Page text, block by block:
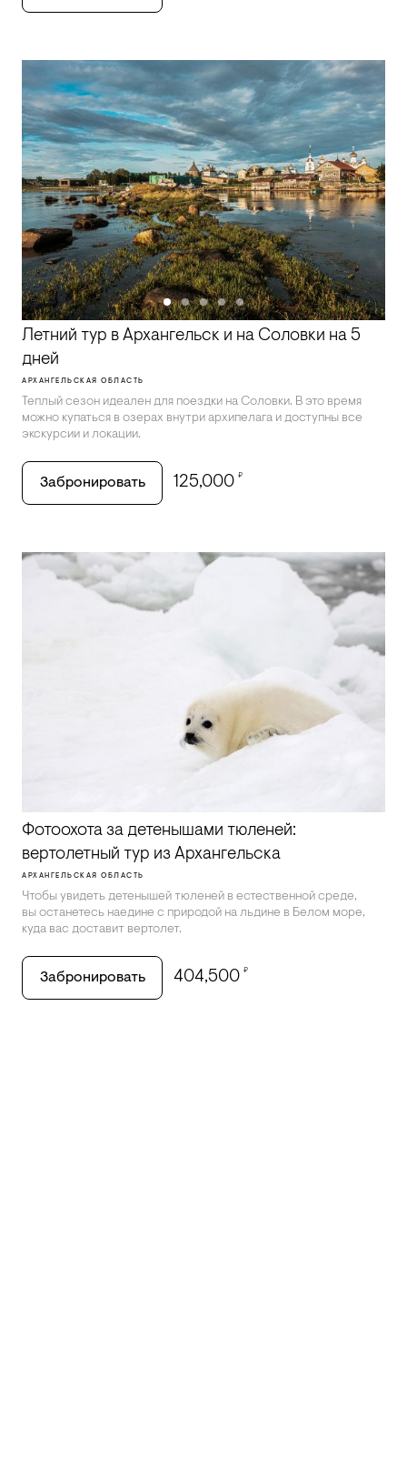
Летний тур в Архангельск и на Соловки на 5
дней
АРХАНГЕЛЬСКАЯ ОБЛАСТЬ
Теплый сезон идеален для поездки на Соловки. В это время
можно купаться в озерах внутри архипелага и доступны все
экскурсии и локации.
Забронировать 125,000 ₽
Фотоохота за детенышами тюленей:
вертолетный тур из Архангельска
АРХАНГЕЛЬСКАЯ ОБЛАСТЬ
Чтобы увидеть детенышей тюленей в естественной среде,
вы останетесь наедине с природой на льдине в Белом море,
куда вас доставит вертолет.
Забронировать 404,500 ₽